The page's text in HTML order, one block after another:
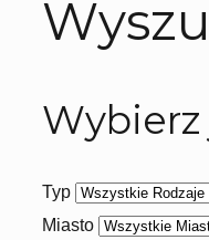
Typ
Miasto